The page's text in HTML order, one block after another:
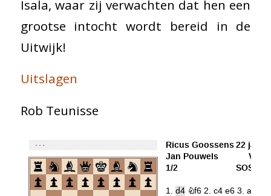
Isala, waar zij verwachten dat hen een
grootse intocht wordt bereid in de
Uitwijk!
Uitslagen
Rob Teunisse